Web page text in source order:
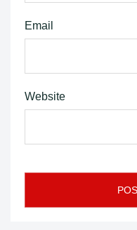
Email
Website